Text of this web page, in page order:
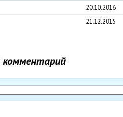
20.10.2016
21.12.2015